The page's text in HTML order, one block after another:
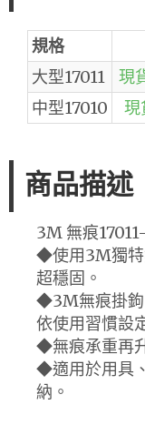
規格
大型17011
現
中型17010
現
商品描述
3M 無痕
◆使用3M獨特
超穩固。
◆3M無痕掛鉤
依使用習慣設
◆無痕承重再
◆適用於用具
納。